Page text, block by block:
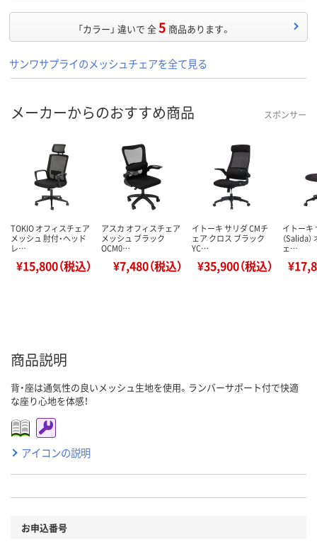
「カラー」 違いで 全5 商品あります。
サンワサプライのメッシュチェアを全て見る
メーカーからのおすすめ商品 スポンサー
TOKIO オフィスチェア
メッシュ 肘付・ヘッド
レ…
¥15,800（税込）
アスカ オフィスチェア
メッシュ ブラック
OCM0…
¥7,480（税込）
イトーキ サリダ CMチ
ェア クロス ブラック
YC…
¥35,900（税込）
イトーキ
（Salida
ェ…
商品説明
背・座は通気性の良いメッシュ生地を使用。ランバーサポート付で快適
な座り心地を体感！
アイコンの説明
お申込番号